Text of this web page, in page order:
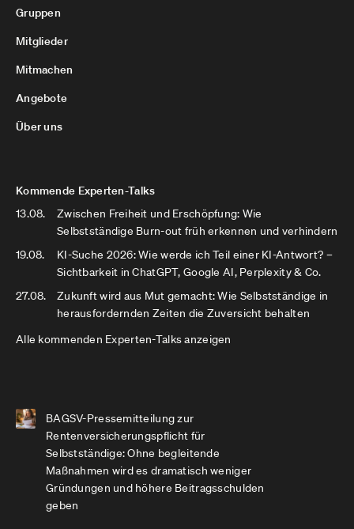
Gruppen
Mitglieder
Mitmachen
Angebote
Über uns
Kommende Experten-Talks
13.08.
Zwischen Freiheit und Erschöpfung: Wie
Selbstständige Burn-out früh erkennen und verhindern
19.08.
KI-Suche 2026: Wie werde ich Teil einer KI-Antwort? –
Sichtbarkeit in ChatGPT, Google AI, Perplexity & Co.
27.08.
Zukunft wird aus Mut gemacht: Wie Selbstständige in
herausfordernden Zeiten die Zuversicht behalten
Alle kommenden Experten-Talks anzeigen
BAGSV-Pressemitteilung zur
Rentenversicherungspflicht für
Selbstständige: Ohne begleitende
Maßnahmen wird es dramatisch weniger
Gründungen und höhere Beitragsschulden
geben